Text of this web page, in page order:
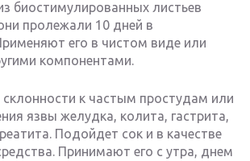
биостимулированных листьев
пролежали 10 дней в
его в чистом виде или
компонентами.
к частым простудам или
язвы желудка, колита, гастрита,
Подойдет сок и в качестве
Принимают его с утра, днем